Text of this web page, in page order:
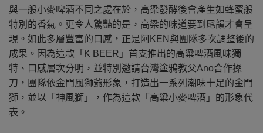
與一般小麥啤酒不同之處在於，高梁發酵後會產生如蜂蜜般
特別的香氣。更令人驚豔的是，高梁的味道要到尾韻才會呈
現。如此多層豐富的口感，正是阿KEN與團隊多次調整後的
成果。因為這款「K BEER」首支推出的高粱啤酒風味獨
特、口感層次分明，並特別邀請台灣塗鴉教父Ano合作操
刀，團隊依金門風獅爺形象，打造出一系列潮味十足的金門
獅，並以「神風獅」，作為這款「高粱小麥啤酒」的形象代
表。